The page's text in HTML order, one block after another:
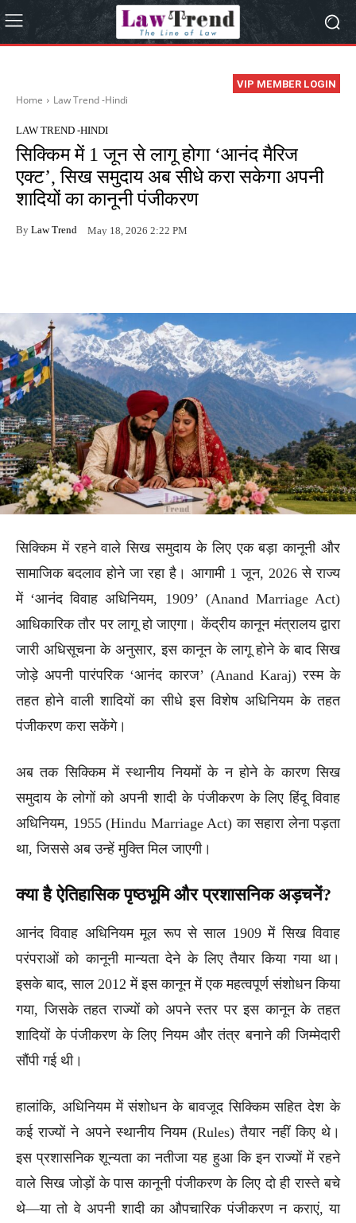
VIP MEMBER LOGIN
Home Law Trend -Hindi
LAW TREND -HINDI
सिक्किम में 1 जून से लागू होगा ‘आनंद मैरिज
एक्ट’, सिख समुदाय अब सीधे करा सकेगा अपनी
शादियों का कानूनी पंजीकरण
By Law Trend May 18, 2026 2:22 PM
सिक्किम में रहने वाले सिख समुदाय के लिए एक बड़ा कानूनी और
सामाजिक बदलाव होने जा रहा है। आगामी 1 जून, 2026 से राज्य
में ‘आनंद विवाह अधिनियम, 1909’ (Anand Marriage Act)
आधिकारिक तौर पर लागू हो जाएगा। केंद्रीय कानून मंत्रालय द्वारा
जारी अधिसूचना के अनुसार, इस कानून के लागू होने के बाद सिख
जोड़े अपनी पारंपरिक ‘आनंद कारज’ (Anand Karaj) रस्म के
तहत होने वाली शादियों का सीधे इस विशेष अधिनियम के तहत
पंजीकरण करा सकेंगे।
अब तक सिक्किम में स्थानीय नियमों के न होने के कारण सिख
समुदाय के लोगों को अपनी शादी के पंजीकरण के लिए हिंदू विवाह
अधिनियम, 1955 (Hindu Marriage Act) का सहारा लेना पड़ता
था, जिससे अब उन्हें मुक्ति मिल जाएगी।
क्या है ऐतिहासिक पृष्ठभूमि और प्रशासनिक अड़चनें?
आनंद विवाह अधिनियम मूल रूप से साल 1909 में सिख विवाह
परंपराओं को कानूनी मान्यता देने के लिए तैयार किया गया था।
इसके बाद, साल 2012 में इस कानून में एक महत्वपूर्ण संशोधन किया
गया, जिसके तहत राज्यों को अपने स्तर पर इस कानून के तहत
शादियों के पंजीकरण के लिए नियम और तंत्र बनाने की जिम्मेदारी
सौंपी गई थी।
हालांकि, अधिनियम में संशोधन के बावजूद सिक्किम सहित देश के
कई राज्यों ने अपने स्थानीय नियम (Rules) तैयार नहीं किए थे।
इस प्रशासनिक शून्यता का नतीजा यह हुआ कि इन राज्यों में रहने
वाले सिख जोड़ों के पास कानूनी पंजीकरण के लिए दो ही रास्ते बचे
थे—या तो वे अपनी शादी का औपचारिक पंजीकरण न कराएं, या